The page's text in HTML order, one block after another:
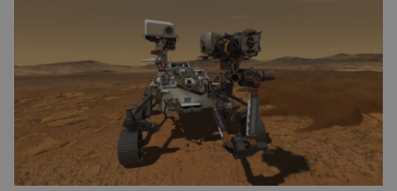
podle NASA je ve výtečném stavu. Nyní ji čeká
další etapa její mise, jejíž ambicí je přinést
dosud nejpodrobnější […]